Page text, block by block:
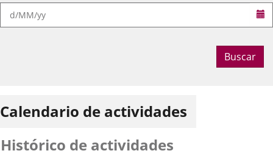
Buscar
Calendario de actividades
Histórico de actividades